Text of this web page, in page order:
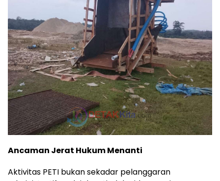
Ancaman Jerat Hukum Menanti
Aktivitas PETI bukan sekadar pelanggaran